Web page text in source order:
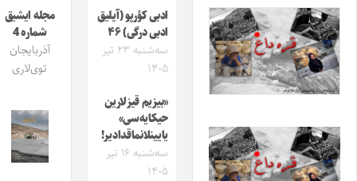
ادبی کؤرپو (آیلیق
ادبی درگی) ۴۶
سه‌شنبه ۲۳ تیر
۱۴۰۵
«بیزیم قیزلارین
حیکایه‌سی»
یایینلانماقدادیر!
سه‌شنبه ۱۶ تیر
۱۴۰۵
مجله ایشیق
شماره 4
آذربایجان
توی‌لاری